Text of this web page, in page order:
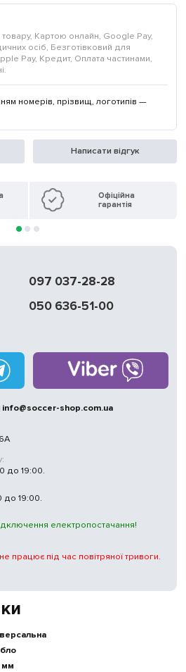
Картою онлайн, Google Pay,
осіб, Безготівковий для
Pay, Кредит, Оплата частинами,
номерів, прізвищ, логотипів —
Написати відгук
Офіційна
гарантія
мм
097 037-28-28
050 636-51-00
info@soccer-shop.com.ua
до 19:00.
до 19:00.
електропостачання!
працює під час повітряної тривоги.